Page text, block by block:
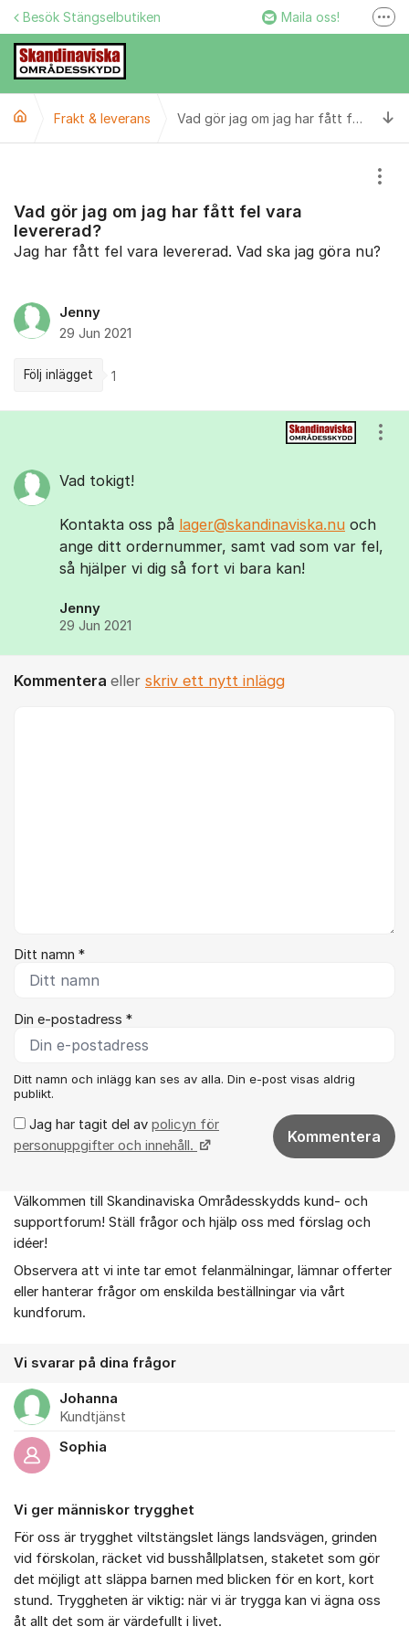
Hoppa till innehåll
Besök Stängselbutiken Maila oss!
Facebook
Frakt & leverans Vad gör jag om jag har fått fel vara levererad?
Vad gör jag om jag har fått fel vara
levererad?
Jag har fått fel vara levererad. Vad ska jag göra nu?
Jenny
29 Jun 2021
Följ inlägget 1
Vad tokigt!
Kontakta oss på lager@skandinaviska.nu och
ange ditt ordernummer, samt vad som var fel,
så hjälper vi dig så fort vi bara kan!
Jenny
29 Jun 2021
Kommentera eller skriv ett nytt inlägg
Ditt namn *
Din e-postadress *
Ditt namn och inlägg kan ses av alla. Din e-post visas aldrig
publikt.
Jag har tagit del av policyn för
personuppgifter och innehåll.
Kommentera
Om forumet
Välkommen till Skandinaviska Områdesskydds kund- och
supportforum! Ställ frågor och hjälp oss med förslag och
idéer!
Observera att vi inte tar emot felanmälningar, lämnar offerter
eller hanterar frågor om enskilda beställningar via vårt
kundforum.
Vi svarar på dina frågor
Johanna
Kundtjänst
Sophia
Vi ger människor trygghet
För oss är trygghet viltstängslet längs landsvägen, grinden
vid förskolan, räcket vid busshållplatsen, staketet som gör
det möjligt att släppa barnen med blicken för en kort, kort
stund. Tryggheten är viktig: när vi är trygga kan vi ägna oss
åt allt det som är värdefullt i livet.